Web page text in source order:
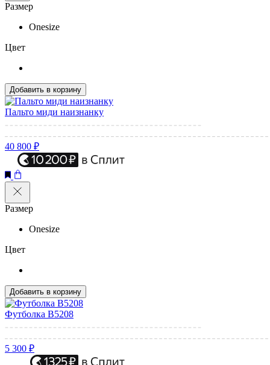
Размер
Onesize
Цвет
Добавить в корзину
Пальто миди наизнанку
40 800 ₽
Размер
Onesize
Цвет
Добавить в корзину
Футболка B5208
5 300 ₽